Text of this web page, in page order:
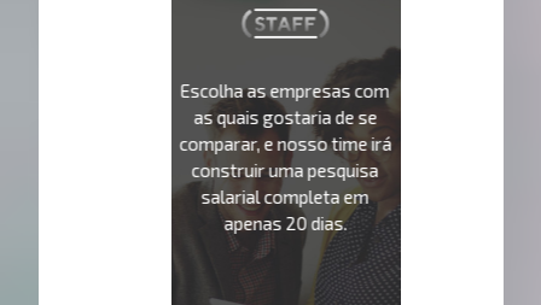
Escolha as empresas com
as quais gostaria de se
comparar, e nosso time irá
construir uma pesquisa
salarial completa em
apenas 20 dias.